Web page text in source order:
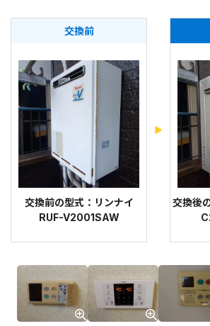
交換前
交換前の型式：リンナイ
RUF-V2001SAW
交換後